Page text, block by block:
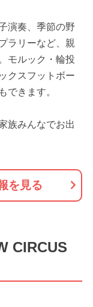
演奏、季節の野
ラリーなど、親
モルック・輪投
クスフットボー
できます。
族みんなでお出
を見る
CIRCUS